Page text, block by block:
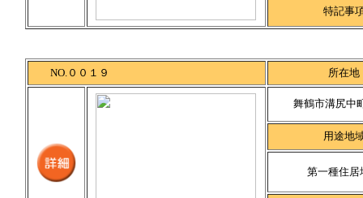
特記事
NO.００１９ 所在地
舞鶴市溝尻中
用途地
第一種住居